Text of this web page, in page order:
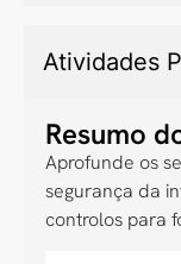
Atividades
Resumo
Aprofunde os
segurança da
controlos para